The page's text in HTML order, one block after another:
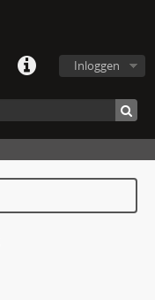
Inloggen